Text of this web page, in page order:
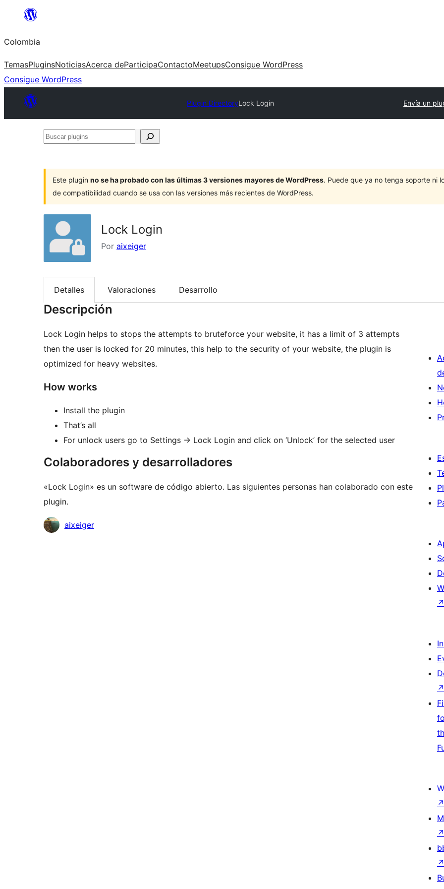
Saltar
contenido
Colombia
TemasPluginsNoticiasAcerca deParticipaContactoMeetupsConsigue WordPress
Consigue WordPress
Plugin DirectoryLock Login Envía un
Buscar
Este plugin no se ha probado con las últimas 3 versiones mayores de WordPress. Puede que ya no tenga soporte ni
de compatibilidad cuando se usa con las versiones más recientes de WordPress.
Lock Login
Por aixeiger
Detalles Valoraciones Desarrollo
Descripción
Lock Login helps to stops the attempts to bruteforce your website, it has a limit of 3 attempts
then the user is locked for 20 minutes, this help to the security of your website, the plugin is
optimized for heavy websites.
How works
Install the plugin
That’s all
For unlock users go to Settings -> Lock Login and click on ‘Unlock’ for the selected user
Colaboradores y desarrolladores
«Lock Login» es un software de código abierto. Las siguientes personas han colaborado con este
plugin.
Colaboradores
aixeiger
↗
↗
↗
↗
↗